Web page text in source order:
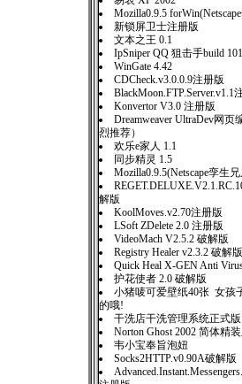
Mozilla0.9.5
新锁屏卫士注册版
文本之王 0.1
IpSniper QQ 狙击手build
WinGate 4.42
CDCheck.v3.0.0.9注册版
BlackMoon.FTP.Server.v1.1
Konvertor V3.0 注册版
Dreamweaver UltraDev网页
烈推荐）
欢乐e家人 1.1
同步精灵 1.5
Mozilla0.9.5(Netscape孪生
解版
KoolMoves.v2.70注册版
LSoft ZDelete 2.0 注册版
VideoMach V2.5.2 破解版
Registry Healer v2.3.2 破解版
Quick Heal X-GEN Anti
护花使者 2.0 破解版
小猪唛可爱壁纸40张 女孩
的哦!
干洗店干洗管理系统正式
Norton Ghost 2002 简体精
韦小宝奉旨泡妞
Socks2HTTP.v0.90A破解版